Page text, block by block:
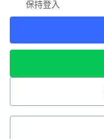
保持登入